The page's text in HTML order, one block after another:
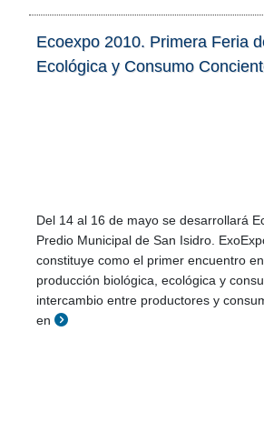
Ecoexpo 2010. Primera Feria
Ecológica y Consumo
Del 14 al 16 de mayo se desarrollará
Predio Municipal de San Isidro.
constituye como el primer encuentro
producción biológica, ecológica y
intercambio entre productores y
en